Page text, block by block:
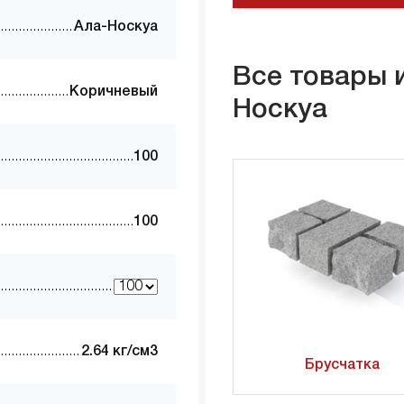
Все товары
Носкуа
Брусчатка
Ала-Носкуа
Коричневый
100
100
2.64 кг/см3